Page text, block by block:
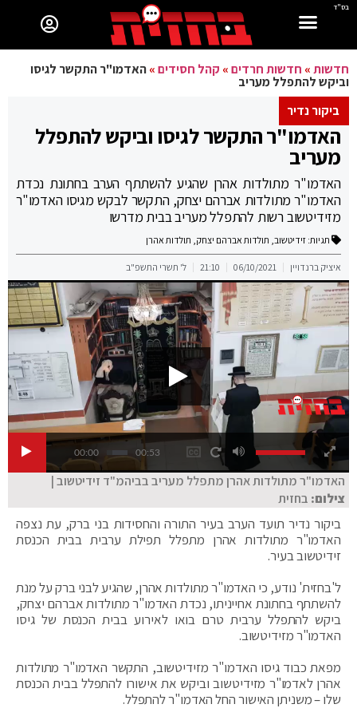
בס"ד
חדשות» חדשות חרדים» קהל חסידים»האדמו"ר התקשר לגיסו
וביקש להתפלל מעריב
ביקור נדיר
האדמו"ר התקשר לגיסו וביקש להתפלל
מעריב
האדמו"ר מתולדות אהרן שהגיע להשתתף הערב בחתונת נכדת
האדמו"ר מתולדות אברהם יצחק, התקשר לבקש מגיסו האדמו"ר
מזידיטשוב רשות להתפלל מעריב בבית מדרשו
תגיות: זידיטשוב, תולדות אברהם יצחק, תולדות אהרן
איציק ברנדויין 06/10/2021
21:10 ל' תשרי התשפ"ב
00:00 00:53
האדמו"ר מתולדות אהרן מתפלל מעריב בביהמ"ד זידיטשוב |
צילום: בחזית
ביקור נדיר תועד הערב בעיר התורה והחסידות בני ברק, עת נצפה
האדמו"ר מתולדות אהרן מתפלל תפילת ערבית בבית הכנסת
זידיטשוב בעיר.
ל'בחזית' נודע, כי האדמו"ר מתולדות אהרן, שהגיע לבני ברק על מנת
להשתתף בחתונת אחייניתו, נכדת האדמו"ר מתולדות אברהם יצחק,
ביקש להתפלל ערבית טרם בואו לאירוע בבית הכנסת של גיסו
האדמו"ר מזידיטשוב.
מפאת כבוד גיסו האדמו"ר מזידיטשוב, התקשר האדמו"ר מתולדות
אהרן לאדמו"ר מזידיטשוב וביקש את אישורו להתפלל בבית הכנסת
שלו – משניתן האישור החל האדמו"ר להתפלל.